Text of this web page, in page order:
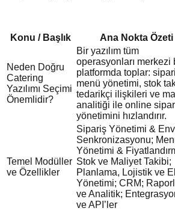
Konu / Başlık Ana Nokta Özeti
Neden Doğru
Catering
Yazılımı Seçimi
Önemlidir?
Bir yazılım tüm
operasyonları merkezi
platformda toplar:
menü yönetimi, stok
tedarikçi ilişkileri ve
analitiği ile online
yönetimini hızlandırır.
Temel Modüller
ve Özellikler
Sipariş Yönetimi &
Senkronizasyonu;
Yönetimi &
Stok ve Maliyet Takibi;
Planlama, Lojistik ve
Yönetimi; CRM;
ve Analitik;
ve API’ler